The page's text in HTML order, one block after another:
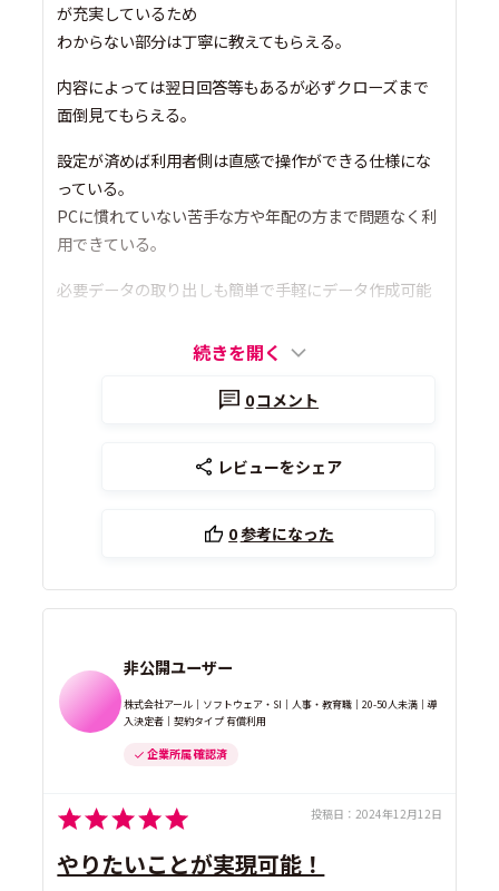
が充実しているため
わからない部分は丁寧に教えてもらえる。
内容によっては翌日回答等もあるが必ずクローズまで
面倒見てもらえる。
設定が済めば利用者側は直感で操作ができる仕様にな
っている。
PCに慣れていない苦手な方や年配の方まで問題なく利
用できている。
必要データの取り出しも簡単で手軽にデータ作成可能
続きを開く
0コメント
レビューをシェア
0参考になった
非公開ユーザー
株式会社アール｜ソフトウェア・SI｜人事・教育職｜20-50人未満｜導
入決定者｜契約タイプ 有償利用
企業所属 確認済
投稿日： 2024年12月12日
やりたいことが実現可能！